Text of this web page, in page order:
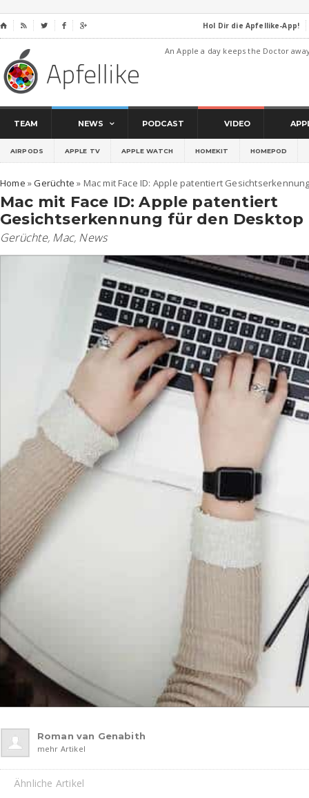
⌂     Hol Dir die Apfellike-App!
An Apple a day keeps the Doctor
TEAM NEWS PODCAST VIDEO
AIRPODS APPLE TV APPLE WATCH HOMEKIT HOMEPOD
Home »Gerüchte » Mac mit Face ID: Apple patentiert
Mac mit Face ID: Apple patentiert
Gesichtserkennung für den Desktop
Gerüchte, Mac, News
Roman van Genabith
mehr Artikel
Ähnliche Artikel